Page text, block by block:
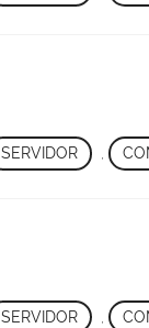
SERVIDOR ,
SERVIDOR ,